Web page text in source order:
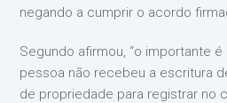
negando a cumprir o acordo
Segundo afirmou, “o importante
pessoa não recebeu a escritura
de propriedade para registrar no